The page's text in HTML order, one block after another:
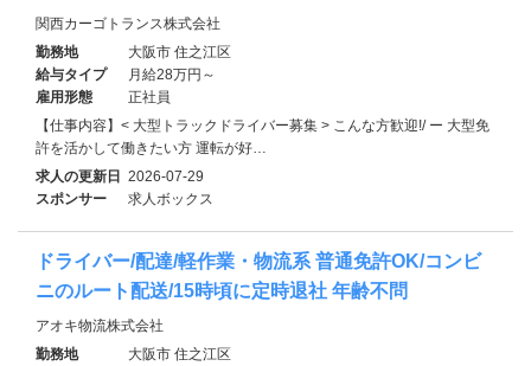
関西カーゴトランス株式会社
勤務地
大阪市 住之江区
給与タイプ
月給28万円～
雇用形態
正社員
【仕事内容】< 大型トラックドライバー募集 > こんな方歓迎!/ ー 大型免
許を活かして働きたい方 運転が好…
求人の更新日 2026-07-29
スポンサー
求人ボックス
ドライバー/配達/軽作業・物流系 普通免許OK/コンビ
ニのルート配送/15時頃に定時退社 年齢不問
アオキ物流株式会社
勤務地
大阪市 住之江区